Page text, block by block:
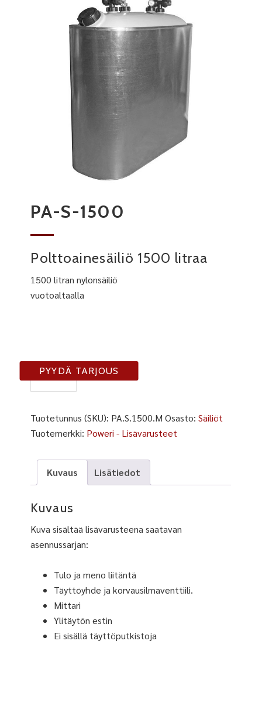
PA-S-1500
Polttoainesäiliö 1500 litraa
1500 litran nylonsäiliö
vuotoaltaalla
PA-
S-
määrä
PYYDÄ TARJOUS
Tuotetunnus (SKU): PA.S.1500.M Osasto:Säiliöt
Tuotemerkki: Poweri - Lisävarusteet
Kuvaus Lisätiedot
Kuvaus
Kuva sisältää lisävarusteena saatavan
asennussarjan:
Tulo ja meno liitäntä
Täyttöyhde ja korvausilmaventtiili.
Mittari
Ylitäytön estin
Ei sisällä täyttöputkistoja